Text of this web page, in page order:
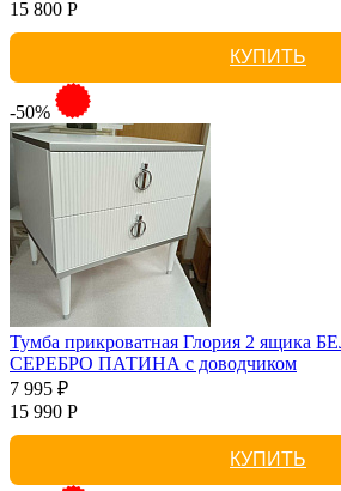
15 800 Р
КУПИТЬ
-50%
Тумба прикроватная Глория 2 ящика
СЕРЕБРО ПАТИНА с доводчиком
7 995 ₽
15 990 Р
КУПИТЬ